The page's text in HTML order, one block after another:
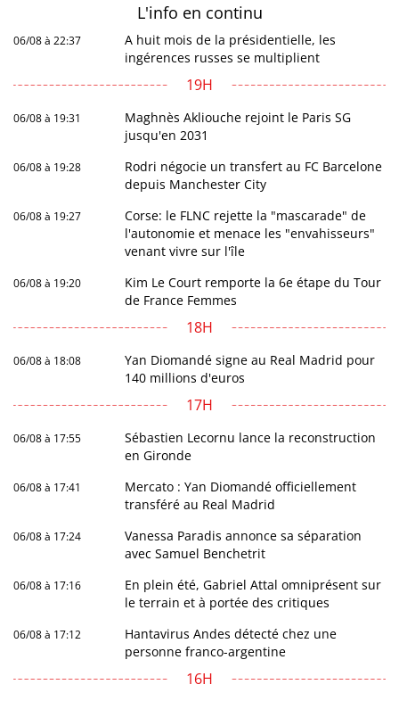
L'info en continu
06/08 à 22:37
A huit mois de la présidentielle, les
ingérences russes se multiplient
19H
06/08 à 19:31
Maghnès Akliouche rejoint le Paris SG
jusqu'en 2031
06/08 à 19:28
Rodri négocie un transfert au FC Barcelone
depuis Manchester City
06/08 à 19:27
Corse: le FLNC rejette la "mascarade" de
l'autonomie et menace les "envahisseurs"
venant vivre sur l'île
06/08 à 19:20
Kim Le Court remporte la 6e étape du Tour
de France Femmes
18H
06/08 à 18:08
Yan Diomandé signe au Real Madrid pour
140 millions d'euros
17H
06/08 à 17:55
Sébastien Lecornu lance la reconstruction
en Gironde
06/08 à 17:41
Mercato : Yan Diomandé officiellement
transféré au Real Madrid
06/08 à 17:24
Vanessa Paradis annonce sa séparation
avec Samuel Benchetrit
06/08 à 17:16
En plein été, Gabriel Attal omniprésent sur
le terrain et à portée des critiques
06/08 à 17:12
Hantavirus Andes détecté chez une
personne franco-argentine
16H